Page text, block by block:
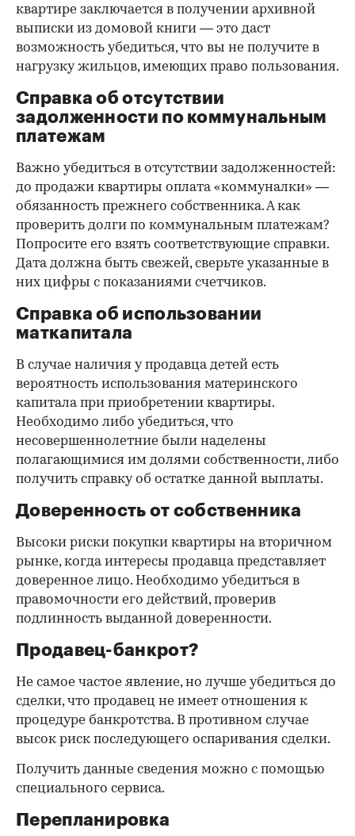
квартире заключается в получении архивной
выписки из домовой книги — это даст
возможность убедиться, что вы не получите в
нагрузку жильцов, имеющих право пользования.
Справка об отсутствии
задолженности по коммунальным
платежам
Важно убедиться в отсутствии задолженностей:
до продажи квартиры оплата «коммуналки» —
обязанность прежнего собственника. А как
проверить долги по коммунальным платежам?
Попросите его взять соответствующие справки.
Дата должна быть свежей, сверьте указанные в
них цифры с показаниями счетчиков.
Справка об использовании
маткапитала
В случае наличия у продавца детей есть
вероятность использования материнского
капитала при приобретении квартиры.
Необходимо либо убедиться, что
несовершеннолетние были наделены
полагающимися им долями собственности, либо
получить справку об остатке данной выплаты.
Доверенность от собственника
Высоки риски покупки квартиры на вторичном
рынке, когда интересы продавца представляет
доверенное лицо. Необходимо убедиться в
правомочности его действий, проверив
подлинность выданной доверенности.
Продавец-банкрот?
Не самое частое явление, но лучше убедиться до
сделки, что продавец не имеет отношения к
процедуре банкротства. В противном случае
высок риск последующего оспаривания сделки.
Получить данные сведения можно с помощью
специального сервиса.
Перепланировка